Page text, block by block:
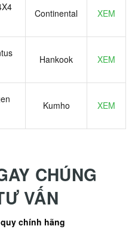
Continental XEM
Hankook XEM
Kumho XEM
CHÚNG
VẤN
chính hãng